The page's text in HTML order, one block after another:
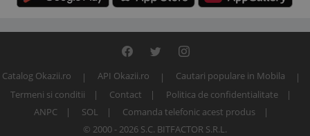
Catalog Okazii.ro API Okazii.ro
Cautari populare in Mobila
Termeni si conditii
Contact
Politica de confidentialitate
ANPC
SOL
Comanda telefonic acest produs
© 2000 - 2026 S.C. BITFACTOR S.R.L.